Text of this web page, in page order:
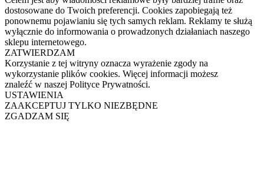
dostosowane do Twoich preferencji. Cookies zapobiegają też
ponownemu pojawianiu się tych samych reklam. Reklamy te służą
wyłącznie do informowania o prowadzonych działaniach naszego
sklepu internetowego.
ZATWIERDZAM
Korzystanie z tej witryny oznacza wyrażenie zgody na
wykorzystanie plików cookies. Więcej informacji możesz
znaleźć w naszej Polityce Prywatności.
USTAWIENIA
ZAAKCEPTUJ TYLKO NIEZBĘDNE
ZGADZAM SIĘ